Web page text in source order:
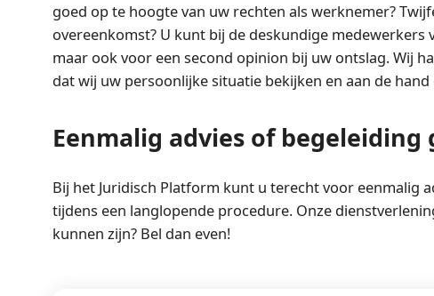
goed op te hoogte van uw rechten als werknemer?
overeenkomst? U kunt bij de deskundige
maar ook voor een second opinion bij uw ontslag. Wij
dat wij uw persoonlijke situatie bekijken en aan de
Eenmalig advies of
Bij het Juridisch Platform kunt u terecht voor eenmalig
tijdens een langlopende procedure. Onze
kunnen zijn? Bel dan even!